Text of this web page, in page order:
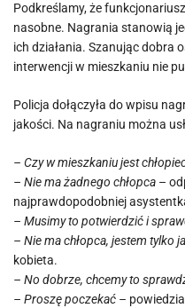
Podkreślamy, że
nasobne. Nagrania stanowią
ich działania. Szanując dobra
interwencji w mieszkaniu nie
Policja dołączyła do wpisu
jakości. Na nagraniu można
– Czy w mieszkaniu jest
– Nie ma żadnego chłopca –
najprawdopodobniej
– Musimy to potwierdzić i
– Nie ma chłopca, jestem tylko
kobieta.
– No dobrze, chcemy to
– Proszę poczekać –